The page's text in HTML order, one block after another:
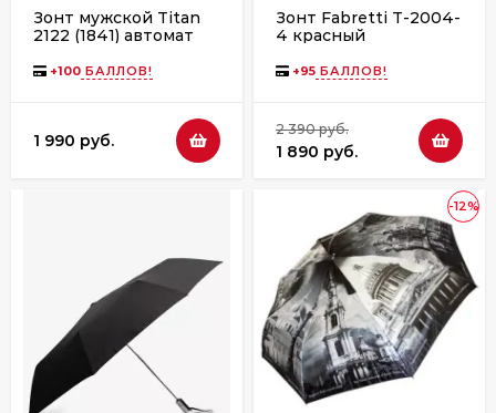
Зонт мужской Titan
2122 (1841) автомат
+100 БАЛЛОВ!
1 990 руб.
Зонт Fabretti T-2004-
4 красный
+95 БАЛЛОВ!
2 390 руб.
1 890 руб.
-12%